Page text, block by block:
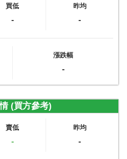
買低
-
昨均
-
漲跌幅
-
(買方參考)
賣低
-
昨均
-